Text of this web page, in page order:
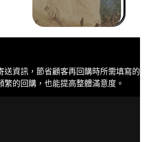
送資訊，節省顧客再回購時所需填寫的
繁的回購，也能提高整體滿意度。